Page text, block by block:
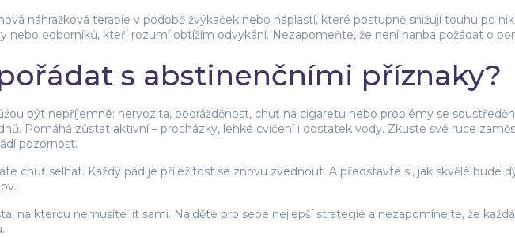
náhražková terapie v podobě žvýkaček nebo náplastí, které postupně snižují touhu po
nebo odborníků, kteří rozumí obtížím odvykání. Nezapomeňte, že není hanba požádat o
s abstinenčními příznaky?
být nepříjemné: nervozita, podrážděnost, chuť na cigaretu nebo problémy se
Pomáhá zůstat aktivní – procházky, lehké cvičení i dostatek vody. Zkuste své ruce
pozornost.
chuť selhat. Každý pád je příležitost se znovu zvednout. A představte si, jak skvělé bude
na kterou nemusíte jít sami. Najděte pro sebe nejlepší strategie a nezapomínejte, že